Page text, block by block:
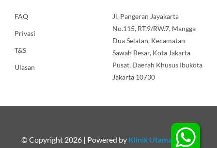
FAQ
Privasi
T&S
Ulasan
Jl. Pangeran Jayakarta
No.115, RT.9/RW.7, Mangga
Dua Selatan, Kecamatan
Sawah Besar, Kota Jakarta
Pusat, Daerah Khusus Ibukota
Jakarta 10730
© Copyright 2026 | Powered by Klinik Utama Apollo